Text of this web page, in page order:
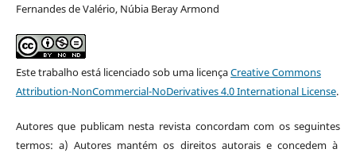
Fernandes de Valério, Núbia Beray Armond
Este trabalho está licenciado sob uma licençaCreative Commons
Attribution-NonCommercial-NoDerivatives 4.0 International License.
Autores que publicam nesta revista concordam com os seguintes
termos: a) Autores mantém os direitos autorais e concedem à